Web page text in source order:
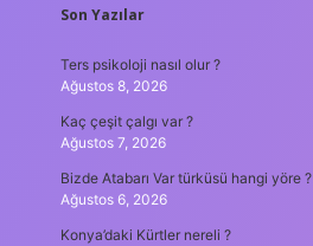
SIDEBAR
Son Yazılar
Ters psikoloji nasıl olur ?
Ağustos 8, 2026
Kaç çeşit çalgı var ?
Ağustos 7, 2026
Bizde Atabarı Var türküsü hangi yöre ?
Ağustos 6, 2026
Konya’daki Kürtler nereli ?